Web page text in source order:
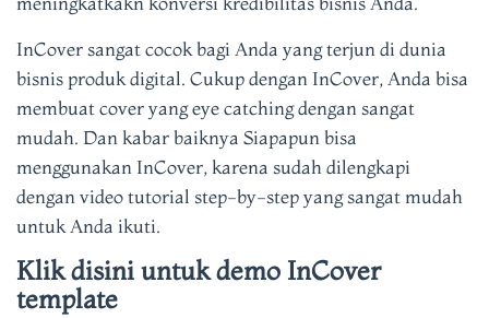
InCover sangat cocok bagi Anda yang terjun di dunia
bisnis produk digital. Cukup dengan InCover, Anda bisa
membuat cover yang eye catching dengan sangat
mudah. Dan kabar baiknya Siapapun bisa
menggunakan InCover, karena sudah dilengkapi
dengan video tutorial step-by-step yang sangat mudah
untuk Anda ikuti.
Klik disini untuk demo InCover
template